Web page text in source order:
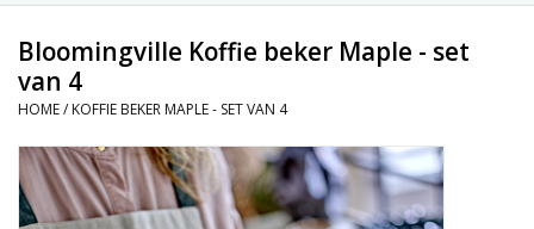
Decoratie
Keukengerei
Textiel
Bloomingville Koffie beker Maple - set
van 4
HOME/ KOFFIE BEKER MAPLE - SET VAN 4